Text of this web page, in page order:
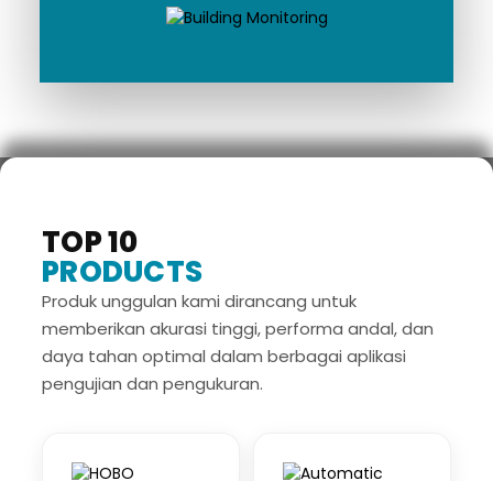
TOP 10
PRODUCTS
Produk unggulan kami dirancang untuk
memberikan akurasi tinggi, performa andal, dan
daya tahan optimal dalam berbagai aplikasi
pengujian dan pengukuran.